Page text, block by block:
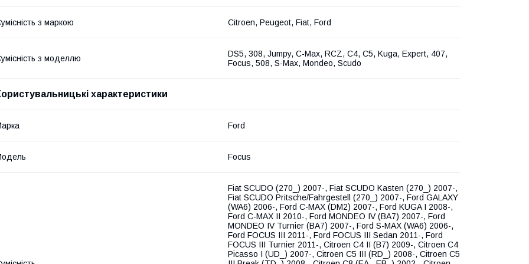
з маркою Citroen, Peugeot, Fiat, Ford
з моделлю
DS5, 308, Jumpy, C-Max, RCZ, C4, C5, Kuga, Expert, 407,
Focus, 508, S-Max, Mondeo, Scudo
характеристики
Ford
Focus
Fiat SCUDO (270_) 2007-, Fiat SCUDO Kasten (270_) 2007-,
Fiat SCUDO Pritsche/Fahrgestell (270_) 2007-, Ford GALAXY
(WA6) 2006-, Ford C-MAX (DM2) 2007-, Ford KUGA I 2008-,
Ford C-MAX II 2010-, Ford MONDEO IV (BA7) 2007-, Ford
MONDEO IV Turnier (BA7) 2007-, Ford S-MAX (WA6) 2006-,
Ford FOCUS III 2011-, Ford FOCUS III Sedan 2011-, Ford
FOCUS III Turnier 2011-, Citroen C4 II (B7) 2009-, Citroen C4
Picasso I (UD_) 2007-, Citroen C5 III (RD_) 2008-, Citroen C5